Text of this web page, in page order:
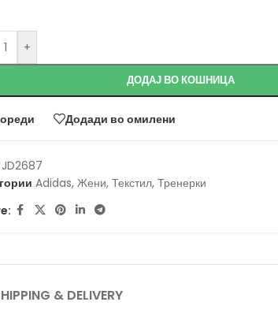
+
ДОДАЈ ВО КОШНИЦА
Додади во омилени
JD2687
Adidas, Жени, Текстил, Тренерки
& DELIVERY